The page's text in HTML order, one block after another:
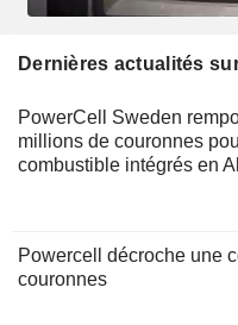
Dernières actualités
PowerCell Sweden
millions de couronnes
combustible intégrés en
Powercell décroche une
couronnes